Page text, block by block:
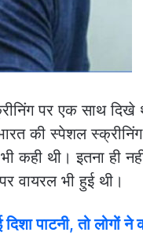
पर एक साथ दिखे
की स्पेशल स्क्रीनिंग
कही थी। इतना ही
वायरल भी हुई थी।
पाटनी, तो लोगों ने